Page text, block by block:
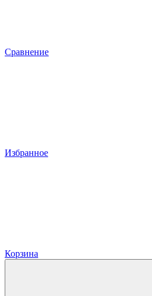
Сравнение
Избранное
Корзина